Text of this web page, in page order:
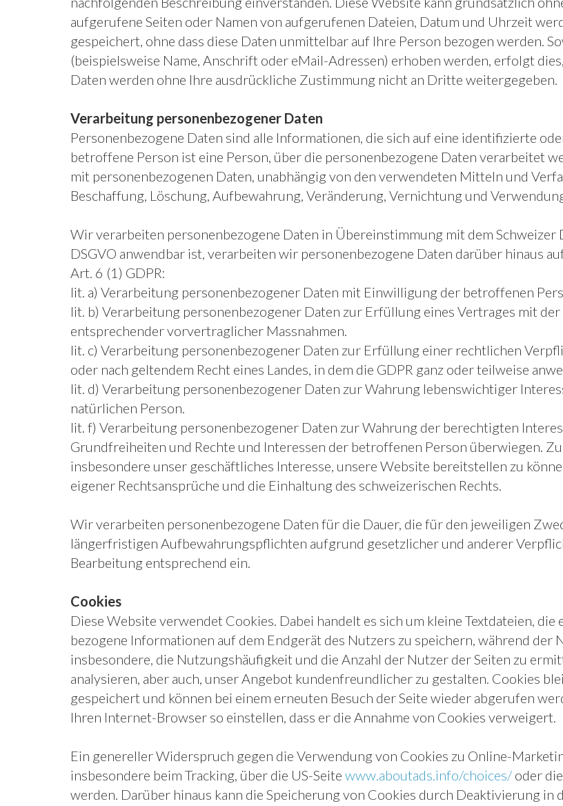
aufgerufene Seiten oder Namen von aufgerufenen Dateien, Datum und Uhrzeit
gespeichert, ohne dass diese Daten unmittelbar auf Ihre Person bezogen werden.
(beispielsweise Name, Anschrift oder eMail-Adressen) erhoben werden, erfolgt
Daten werden ohne Ihre ausdrückliche Zustimmung nicht an Dritte weitergegeben.
Verarbeitung personenbezogener Daten
Personenbezogene Daten sind alle Informationen, die sich auf eine identifizierte
betroffene Person ist eine Person, über die personenbezogene Daten verarbeitet
mit personenbezogenen Daten, unabhängig von den verwendeten Mitteln und
Beschaffung, Löschung, Aufbewahrung, Veränderung, Vernichtung und
Wir verarbeiten personenbezogene Daten in Übereinstimmung mit dem
DSGVO anwendbar ist, verarbeiten wir personenbezogene Daten darüber hinaus
Art. 6 (1) GDPR:
lit. a) Verarbeitung personenbezogener Daten mit Einwilligung der betroffenen
lit. b) Verarbeitung personenbezogener Daten zur Erfüllung eines Vertrages mit
entsprechender vorvertraglicher Massnahmen.
lit. c) Verarbeitung personenbezogener Daten zur Erfüllung einer rechtlichen
oder nach geltendem Recht eines Landes, in dem die GDPR ganz oder teilweise
lit. d) Verarbeitung personenbezogener Daten zur Wahrung lebenswichtiger
natürlichen Person.
lit. f) Verarbeitung personenbezogener Daten zur Wahrung der berechtigten
Grundfreiheiten und Rechte und Interessen der betroffenen Person überwiegen.
insbesondere unser geschäftliches Interesse, unsere Website bereitstellen zu
eigener Rechtsansprüche und die Einhaltung des schweizerischen Rechts.
Wir verarbeiten personenbezogene Daten für die Dauer, die für den jeweiligen
längerfristigen Aufbewahrungspflichten aufgrund gesetzlicher und anderer
Bearbeitung entsprechend ein.
Cookies
Diese Website verwendet Cookies. Dabei handelt es sich um kleine Textdateien,
bezogene Informationen auf dem Endgerät des Nutzers zu speichern, während
insbesondere, die Nutzungshäufigkeit und die Anzahl der Nutzer der Seiten zu
analysieren, aber auch, unser Angebot kundenfreundlicher zu gestalten. Cookies
gespeichert und können bei einem erneuten Besuch der Seite wieder abgerufen
Ihren Internet-Browser so einstellen, dass er die Annahme von Cookies verweigert.
Ein genereller Widerspruch gegen die Verwendung von Cookies zu Online-
insbesondere beim Tracking, über die US-Seite www.aboutads.info/choices/ oder
werden. Darüber hinaus kann die Speicherung von Cookies durch Deaktivierung